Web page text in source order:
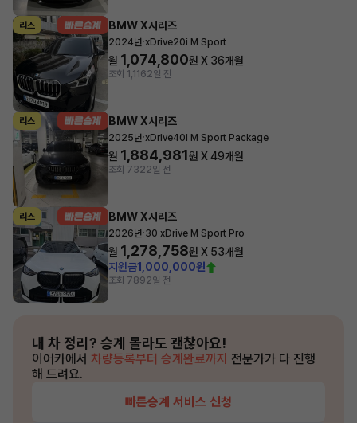
리스 BMW X시리즈
2024년·xDrive20i M Sport
월 1,074,800원 X 36개월
조회 1,1162일 전
리스 BMW X시리즈
2025년·xDrive40i M Sport Package
월 1,884,981원 X49개월
조회 7322일 전
리스 BMW X시리즈
2026년·30 xDrive M Sport Pro
월 1,278,758원 X 53개월
지원금1,000,000원
조회 7892일 전
내 차 정리? 승계 몰라도 괜찮아요!
이어카에서 차량등록부터 승계완료까지 전문가가 다 진행
해 드려요.
빠른승계 서비스 신청